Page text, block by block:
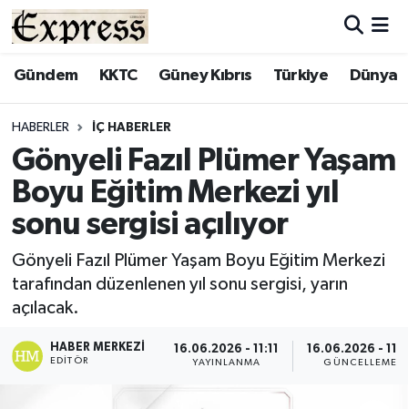
Gündem KKTC Güney Kıbrıs Türkiye Dünya
HABERLER İÇ HABERLER
Gönyeli Fazıl Plümer Yaşam
Boyu Eğitim Merkezi yıl
sonu sergisi açılıyor
Gönyeli Fazıl Plümer Yaşam Boyu Eğitim Merkezi
tarafından düzenlenen yıl sonu sergisi, yarın
açılacak.
HABER MERKEZI
EDITÖR
16.06.2026 - 11:11
YAYINLANMA
16.06.2026 -
GÜNCELLEME
ALAYKÖY
BİLİM
ÇATALKÖY
DÜNYA
EĞİTİM
EKONOMİ
Hava Durumu
Süper Lig Puan Durumu ve Fikstür
Tüm Manşetler
Son Dakika Haberleri
Haber Arşivi